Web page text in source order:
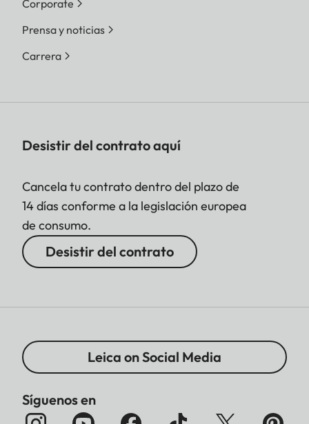
Corporate
Prensa y noticias
Carrera
Desistir del contrato aquí
Cancela tu contrato dentro del plazo de
14 días conforme a la legislación europea
de consumo.
Desistir del contrato
Leica on Social Media
Síguenos en